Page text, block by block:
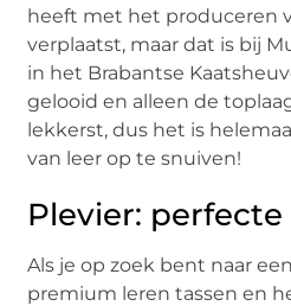
heeft met het produceren
verplaatst, maar dat is bij
in het Brabantse
gelooid en alleen de
lekkerst, dus het is
van leer op te snuiven!
Plevier:
Als je op zoek bent naar
premium leren tassen en